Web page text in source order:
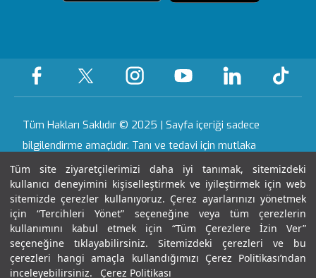
Tüm site ziyaretçilerimizi daha iyi tanımak, sitemizdeki
kullanıcı deneyimini kişiselleştirmek ve iyileştirmek için web
sitemizde çerezler kullanıyoruz. Çerez ayarlarınızı yönetmek
için “Tercihleri Yönet” seçeneğine veya tüm çerezlerin
kullanımını kabul etmek için “Tüm Çerezlere İzin Ver”
seçeneğine tıklayabilirsiniz. Sitemizdeki çerezleri ve bu
çerezleri hangi amaçla kullandığımızı Çerez Politikası’ndan
inceleyebilirsiniz.
Çerez Politikası
Sertifika & Akreditasyon
Haberler ve Etkinlikler
Gaziantep
Tüm Hastanelerimiz
Hastalıklar ve
Tedavileri
Nöbetçi Eczane
Gebelik Okulu
Yasal Uyarı
Kariyer
İletişim
Tüm Hakları Saklıdır © 2025 | Sayfa içeriği sadece
bilgilendirme amaçlıdır. Tanı ve tedavi için mutlaka
doktorunuza başvurunuz.
Son Güncellenme Tarihi : 09.08.2026 12:22:50